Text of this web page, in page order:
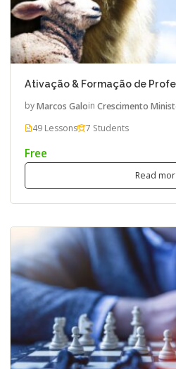
Ativação & Formação de
byMarcos Galoin Crescimento
49 Lessons
7 Students
Free
Read